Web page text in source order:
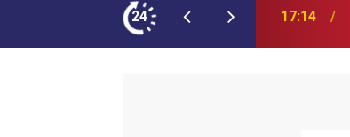
24
NEOPLAN Skyliner Ekledi 17:07